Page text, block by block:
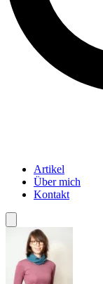
Artikel
Über mich
Kontakt